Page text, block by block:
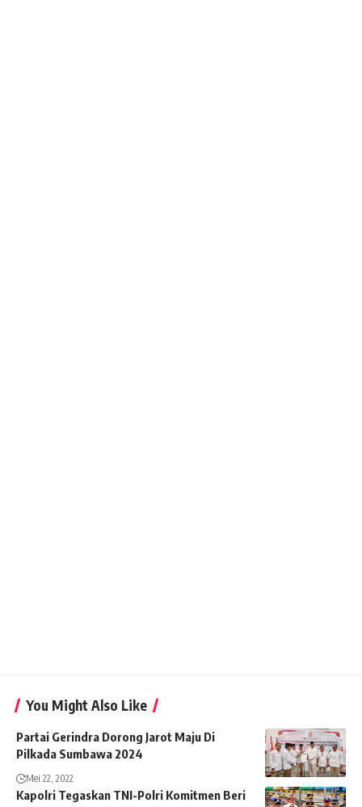
You Might Also Like
Partai Gerindra Dorong Jarot Maju Di
Pilkada Sumbawa 2024
Mei 22, 2022
Kapolri Tegaskan TNI-Polri Komitmen Beri